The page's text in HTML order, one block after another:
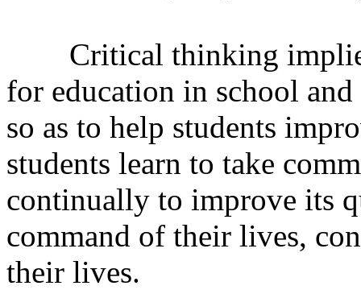
Critical thinking implies
for education in school
so as to help students
students learn to take
continually to improve its
command of their lives,
their lives.